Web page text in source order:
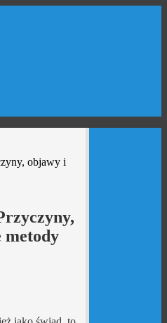
objawy i
metody